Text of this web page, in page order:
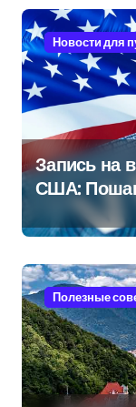
Новости для
Запись на
США:
Полезные